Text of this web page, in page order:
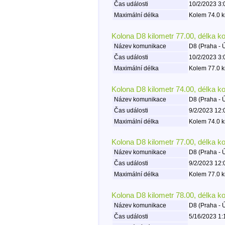
Čas události
10/2/2023
Maximální délka
Kolem 74.0
Kolona D8 kilometr 77.00, délka
Název komunikace
D8 (Praha -
Čas události
10/2/2023
Maximální délka
Kolem 77.0
Kolona D8 kilometr 74.00, délka
Název komunikace
D8 (Praha -
Čas události
9/2/2023
Maximální délka
Kolem 74.0
Kolona D8 kilometr 77.00, délka
Název komunikace
D8 (Praha -
Čas události
9/2/2023
Maximální délka
Kolem 77.0
Kolona D8 kilometr 78.00, délka
Název komunikace
D8 (Praha -
Čas události
5/16/2023